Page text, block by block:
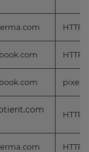
HTTP
HTTP
pixel
HTTP
HTTP